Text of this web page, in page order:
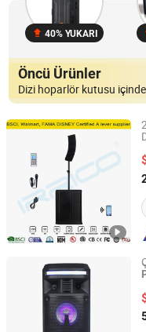
40% YUKARI
Öncü Ürünler
Dizi hoparlör kutusu içinde
Ningbo Jumboaudio
Zhejiang, China
Guangzhou EDEN
Guangdong, China